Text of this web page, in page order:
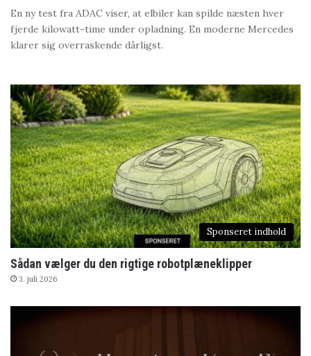
En ny test fra ADAC viser, at elbiler kan spilde næsten hver
fjerde kilowatt-time under opladning. En moderne Mercedes
klarer sig overraskende dårligst.
Sponseret indhold
Sådan vælger du den rigtige robotplæneklipper
3. juli 2026